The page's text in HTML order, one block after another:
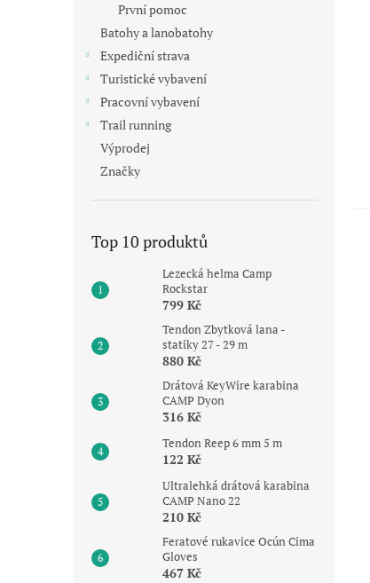
První pomoc
Batohy a lanobatohy
Expediční strava
Turistické vybavení
Pracovní vybavení
Trail running
Výprodej
Značky
Top 10 produktů
Lezecká helma Camp
Rockstar
799 Kč
Tendon Zbytková lana -
statiky 27 - 29 m
880 Kč
Drátová KeyWire karabina
CAMP Dyon
316 Kč
Tendon Reep 6 mm 5 m
122 Kč
Ultralehká drátová karabina
CAMP Nano 22
210 Kč
Feratové rukavice Ocún Cima
Gloves
467 Kč